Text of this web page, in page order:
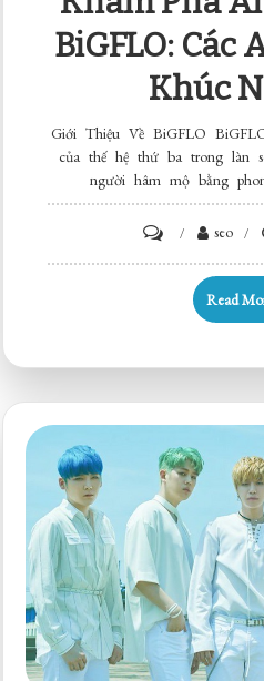
BiGFLO: Các
Khúc
Giới Thiệu Về BiGFLO
của thế hệ thứ ba trong làn
người hâm mộ bằng
Khám
Các
Album
và
Ca
Khúc
Nổi
Bật
seo
Read